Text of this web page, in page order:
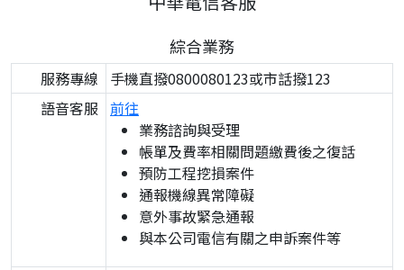
綜合業務
服務專線
手機直撥0800080123或市話撥123
語音客服 前往
業務諮詢與受理
帳單及費率相關問題繳費後之復話
預防工程挖損案件
通報機線異常障礙
意外事故緊急通報
與本公司電信有關之申訴案件等